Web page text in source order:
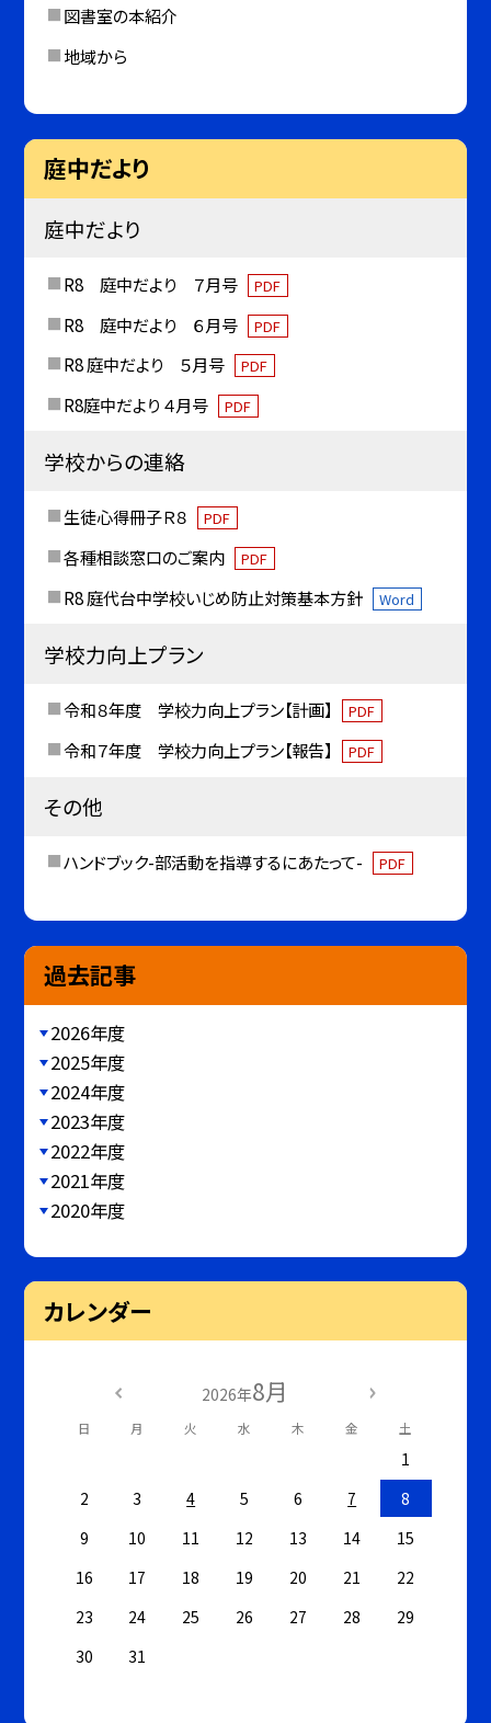
図書室の本紹介
地域から
庭中だより
庭中だより
R8 庭中だより ７月号 PDF
R8 庭中だより ６月号 PDF
R8 庭中だより ５月号 PDF
R8庭中だより ４月号 PDF
学校からの連絡
生徒心得冊子Ｒ８ PDF
各種相談窓口のご案内 PDF
R8 庭代台中学校いじめ防止対策基本方針 Word
学校力向上プラン
令和８年度 学校力向上プラン【計画】 PDF
令和７年度 学校力向上プラン【報告】 PDF
その他
ハンドブック-部活動を指導するにあたって- PDF
過去記事
2026年度
2025年度
2024年度
2023年度
2022年度
2021年度
2020年度
カレンダー
2026年8月
日 月 火 水 木 金 土
1
2
3 4 5 6 7
8
9
10 11 12 13 14
15
16
17 18 19 20 21
22
23
24 25 26 27 28
29
30
31